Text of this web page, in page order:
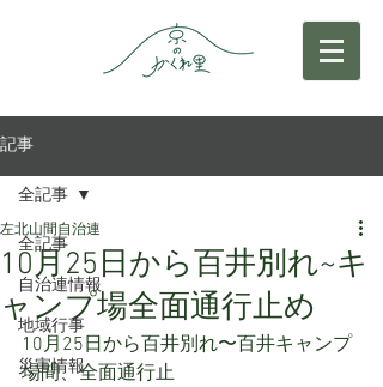
記事
全記事
自治連情報
地域行事
災害情報
全記事
10月25日から百井別れ~キ
ャンプ場全面通行止め
左北山間自治連
10月25日から百井別れ〜百井キャンプ
場間、全面通行止